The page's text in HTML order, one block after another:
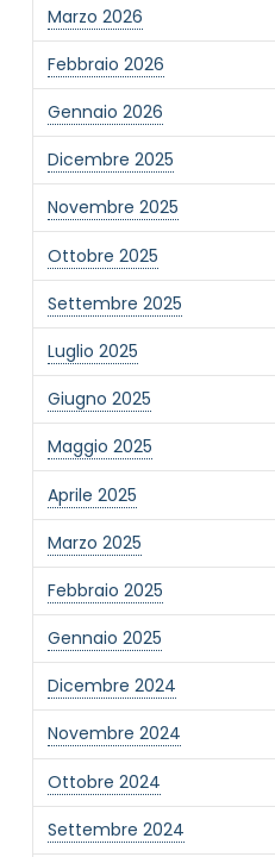
Marzo 2026
Febbraio 2026
Gennaio 2026
Dicembre 2025
Novembre 2025
Ottobre 2025
Settembre 2025
Luglio 2025
Giugno 2025
Maggio 2025
Aprile 2025
Marzo 2025
Febbraio 2025
Gennaio 2025
Dicembre 2024
Novembre 2024
Ottobre 2024
Settembre 2024
NOME STRUTTURA
MAIL REFERENTE
MOTIVO DEL CONTATTO